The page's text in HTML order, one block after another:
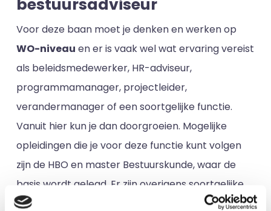
bestuursadviseur
Voor deze baan moet je denken en werken op
WO-niveau en er is vaak wel wat ervaring vereist
als beleidsmedewerker, HR-adviseur,
programmamanager, projectleider,
verandermanager of een soortgelijke functie.
Vanuit hier kun je dan doorgroeien. Mogelijke
opleidingen die je voor deze functie kunt volgen
zijn de HBO en master Bestuurskunde, waar de
basis wordt gelegd. Er zijn overigens soortgelijke
opleidingen die ook voor de nodige kennis zorgen